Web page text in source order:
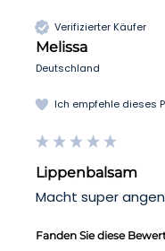
Verifizierter Käufer
Melissa
Deutschland
Ich empfehle dieses
Lippenbalsam
Macht super
Fanden Sie diese